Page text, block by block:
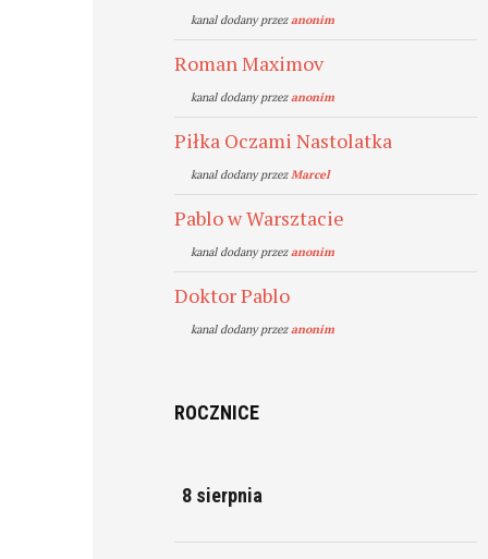
kanal dodany przezanonim
Roman Maximov
kanal dodany przezanonim
Piłka Oczami Nastolatka
kanal dodany przezMarcel
Pablo w Warsztacie
kanal dodany przezanonim
Doktor Pablo
kanal dodany przezanonim
ROCZNICE
8 sierpnia